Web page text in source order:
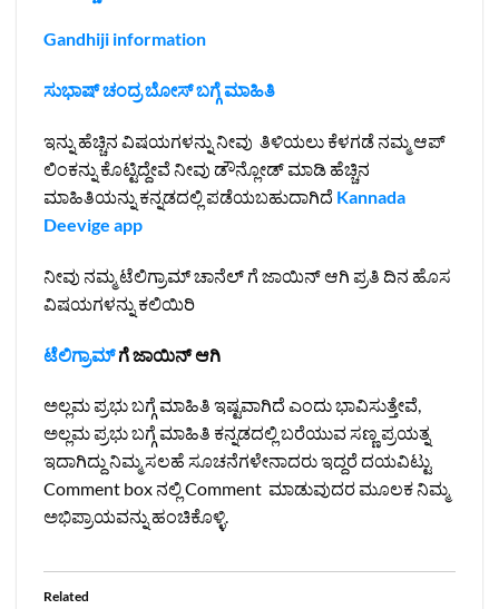
Gandhiji information
ಸುಭಾಷ್ ಚಂದ್ರ ಬೋಸ್ ಬಗ್ಗೆ ಮಾಹಿತಿ
ಇನ್ನು ಹೆಚ್ಚಿನ ವಿಷಯಗಳನ್ನು ನೀವು ತಿಳಿಯಲು ಕೆಳಗಡೆ ನಮ್ಮ ಆಪ್
ಲಿಂಕನ್ನು ಕೊಟ್ಟಿದ್ದೇವೆ ನೀವು ಡೌನ್ಲೋಡ್ ಮಾಡಿ ಹೆಚ್ಚಿನ
ಮಾಹಿತಿಯನ್ನು ಕನ್ನಡದಲ್ಲಿ ಪಡೆಯಬಹುದಾಗಿದೆ Kannada
Deevige app
ನೀವು ನಮ್ಮ ಟೆಲಿಗ್ರಾಮ್ ಚಾನೆಲ್ ಗೆ ಜಾಯಿನ್ ಆಗಿ ಪ್ರತಿ ದಿನ ಹೊಸ
ವಿಷಯಗಳನ್ನು ಕಲಿಯಿರಿ
ಟೆಲಿಗ್ರಾಮ್ಗೆ ಜಾಯಿನ್ ಆಗಿ
ಅಲ್ಲಮ ಪ್ರಭು ಬಗ್ಗೆ ಮಾಹಿತಿ ಇಷ್ಟವಾಗಿದೆ ಎಂದು ಭಾವಿಸುತ್ತೇವೆ,
ಅಲ್ಲಮ ಪ್ರಭು ಬಗ್ಗೆ ಮಾಹಿತಿ ಕನ್ನಡದಲ್ಲಿ ಬರೆಯುವ ಸಣ್ಣ ಪ್ರಯತ್ನ
ಇದಾಗಿದ್ದು ನಿಮ್ಮ ಸಲಹೆ ಸೂಚನೆಗಳೇನಾದರು ಇದ್ದರೆ ದಯವಿಟ್ಟು
Comment box ನಲ್ಲಿ Comment ಮಾಡುವುದರ ಮೂಲಕ ನಿಮ್ಮ
ಅಭಿಪ್ರಾಯವನ್ನು ಹಂಚಿಕೊಳ್ಳಿ.
Related